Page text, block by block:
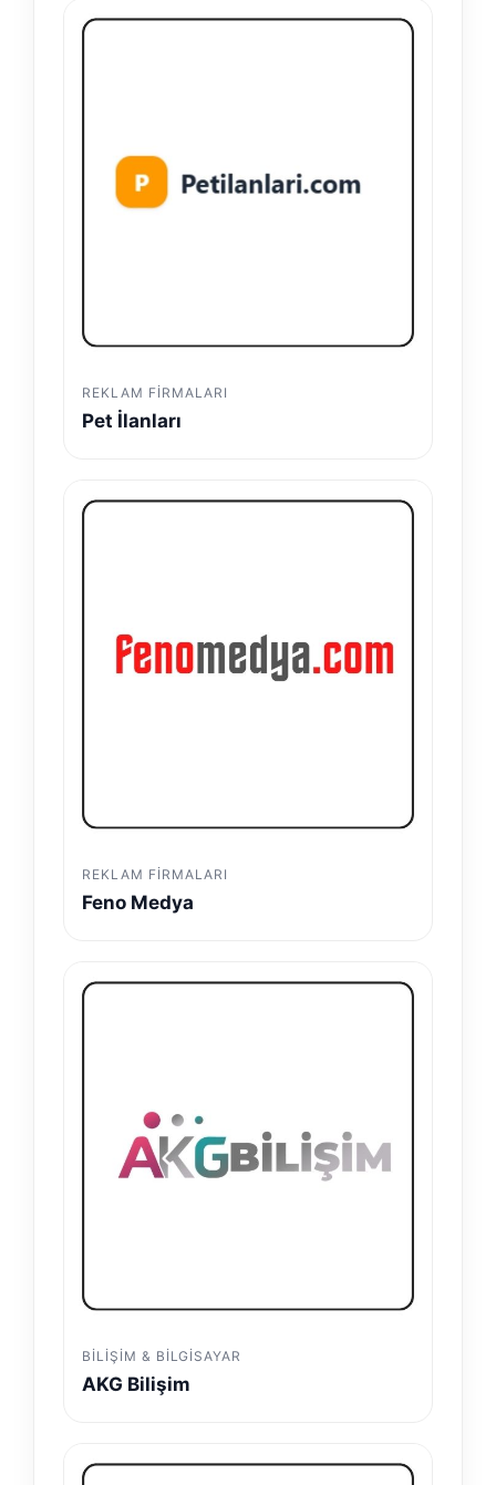
REKLAM FIRMALARI
Pet İlanları
REKLAM FIRMALARI
Feno Medya
BILIŞIM & BILGISAYAR
AKG Bilişim